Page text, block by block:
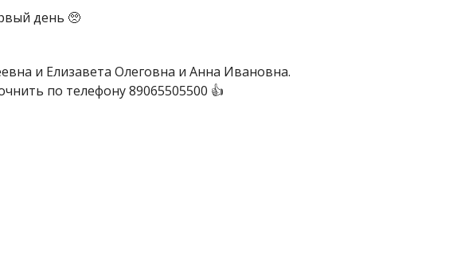
день 🥺
и Елизавета Олеговна и Анна Ивановна.
по телефону 89065505500 👍